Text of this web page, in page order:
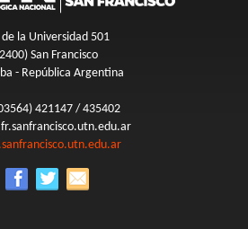
de la Universidad 501
San Francisco
- República Argentina
421147 / 435402